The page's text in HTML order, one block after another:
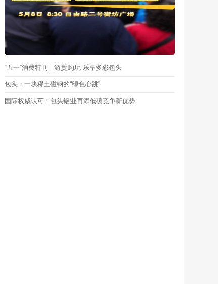
“五一”消费特刊｜游赏购玩 乐享多彩包头
包头：一块稀土磁钢的“绿色心跳”
国际权威认可！包头铝业再添低碳竞争新优势